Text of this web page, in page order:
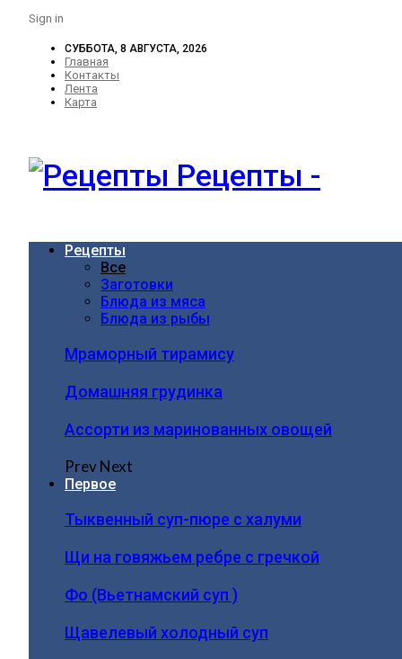
Sign in
СУББОТА, 8 АВГУСТА, 2026
Главная
Контакты
Лента
Карта
Рецепты -
Рецепты
Все
Заготовки
Блюда из мяса
Блюда из рыбы
Мраморный тирамису
Домашняя грудинка
Ассорти из маринованных овощей
PrevNext
Первое
Тыквенный суп-пюре с халуми
Щи на говяжьем ребре с гречкой
Фо (Вьетнамский суп )
Щавелевый холодный суп